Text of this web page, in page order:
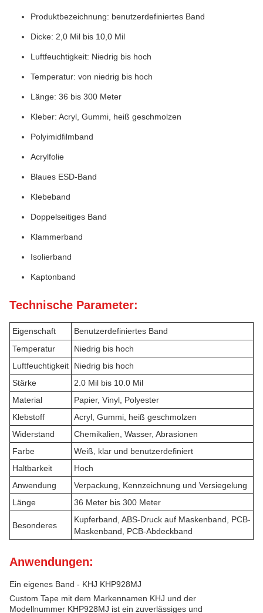
Produktbezeichnung: benutzerdefiniertes Band
Dicke: 2,0 Mil bis 10,0 Mil
Luftfeuchtigkeit: Niedrig bis hoch
Temperatur: von niedrig bis hoch
Länge: 36 bis 300 Meter
Kleber: Acryl, Gummi, heiß geschmolzen
Polyimidfilmband
Acrylfolie
Blaues ESD-Band
Klebeband
Doppelseitiges Band
Klammerband
Isolierband
Kaptonband
Technische Parameter:
Eigenschaft
Benutzerdefiniertes Band
Temperatur
Niedrig bis hoch
Luftfeuchtigkeit
Niedrig bis hoch
Stärke
2.0 Mil bis 10.0 Mil
Material
Papier, Vinyl, Polyester
Klebstoff
Acryl, Gummi, heiß geschmolzen
Widerstand
Chemikalien, Wasser, Abrasionen
Farbe
Weiß, klar und benutzerdefiniert
Haltbarkeit
Hoch
Anwendung
Verpackung, Kennzeichnung und Versiegelung
Länge
36 Meter bis 300 Meter
Besonderes
Kupferband, ABS-Druck auf Maskenband, PCB-
Maskenband, PCB-Abdeckband
Anwendungen:
Ein eigenes Band - KHJ KHP928MJ
Custom Tape mit dem Markennamen KHJ und der
Modellnummer KHP928MJ ist ein zuverlässiges und